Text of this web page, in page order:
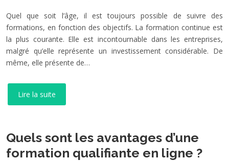
Quel que soit l’âge, il est toujours possible de suivre des
formations, en fonction des objectifs. La formation continue est
la plus courante. Elle est incontournable dans les entreprises,
malgré qu’elle représente un investissement considérable. De
même, elle présente de…
Lire la suite
Quels sont les avantages d’une
formation qualifiante en ligne ?